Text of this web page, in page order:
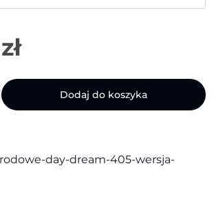
zł
Dodaj do koszyka
day-dream-405-wersja-